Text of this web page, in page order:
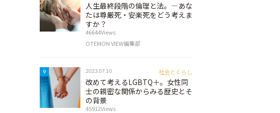
人生最終段階の倫理と法。―あな
たは尊厳死・安楽死をどう考えま
すか？
46644Views
OTEMON VIEW編集部
9 2023.07.10 社会とくらし
改めて考えるLGBTQ＋。女性同
士の親密な関係からみる歴史とそ
の背景
45912Views